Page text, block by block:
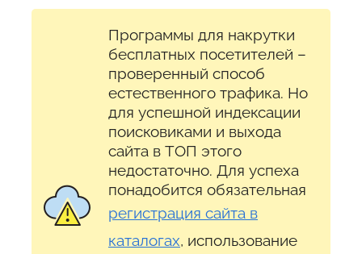
Программы для накрутки
бесплатных посетителей –
проверенный способ
естественного трафика. Но
для успешной индексации
поисковиками и выхода
сайта в ТОП этого
недостаточно. Для успеха
понадобится обязательная
регистрация сайта в
каталогах, использование